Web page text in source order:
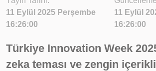
11 Eylül 2025 Perşembe
16:26:00
11 Eylül
16:26:00
Türkiye Innovation Week
zeka teması ve zengin içerikli